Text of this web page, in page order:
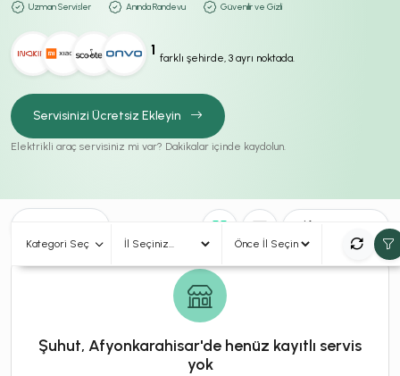
Uzman Servisler Anında Randevu Güvenilir ve Gizli
1 farklı şehirde, 3 ayrı noktada.
Servisinizi Ücretsiz Ekleyin
Elektrikli araç servisiniz mi var? Dakikalar içinde kaydolun.
Kategori Seç
Şuhut, Afyonkarahisar'de henüz kayıtlı servis
yok